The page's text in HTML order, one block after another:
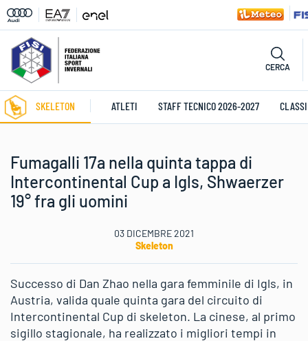
CERCA
SKELETON ATLETI STAFF TECNICO 2026-2027
Fumagalli 17a nella quinta tappa di
Intercontinental Cup a Igls, Shwaerzer
19° fra gli uomini
03 DICEMBRE 2021
Skeleton
Successo di Dan Zhao nella gara femminile di Igls, in
Austria, valida quale quinta gara del circuito di
Intercontinental Cup di skeleton. La cinese, al primo
sigillo stagionale, ha realizzato i migliori tempi in